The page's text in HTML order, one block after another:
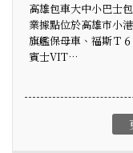
高雄包車大中小巴士
業據點位於高雄市小
旗艦保母車、福斯Ｔ
賓士VIT…